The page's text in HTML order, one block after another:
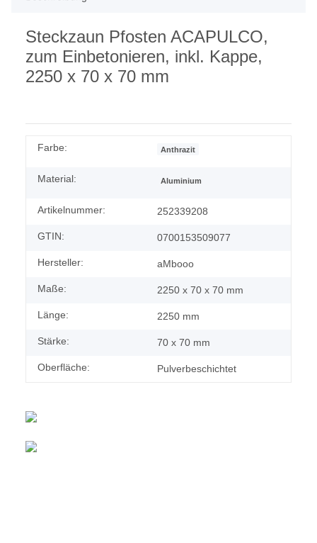
Steckzaun Pfosten ACAPULCO,
zum Einbetonieren, inkl. Kappe,
2250 x 70 x 70 mm
Farbe: Anthrazit
Material: Aluminium
Artikelnummer: 252339208
GTIN: 0700153509077
Hersteller: aMbooo
Maße: 2250 x 70 x 70 mm
Länge: 2250 mm
Stärke: 70 x 70 mm
Oberfläche: Pulverbeschichtet